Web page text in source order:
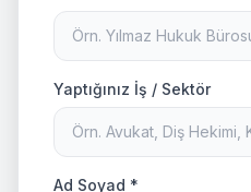
Yaptığınız İş / Sektör
Ad Soyad *